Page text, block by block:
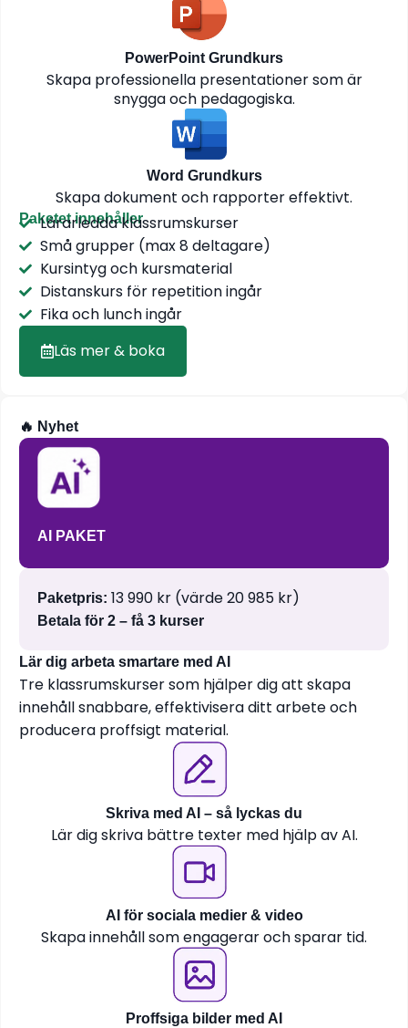
PowerPoint Grundkurs
Skapa professionella presentationer som är
snygga och pedagogiska.
Word Grundkurs
Skapa dokument och rapporter effektivt.
Paketet innehåller
Lärarledda klassrumskurser
Små grupper (max 8 deltagare)
Kursintyg och kursmaterial
Distanskurs för repetition ingår
Fika och lunch ingår
Läs mer & boka
🔥 Nyhet
AI PAKET
Paketpris: 13 990 kr (värde 20 985 kr)
Betala för 2 – få 3 kurser
Lär dig arbeta smartare med AI
Tre klassrumskurser som hjälper dig att skapa
innehåll snabbare, effektivisera ditt arbete och
producera proffsigt material.
Skriva med AI – så lyckas du
Lär dig skriva bättre texter med hjälp av AI.
AI för sociala medier & video
Skapa innehåll som engagerar och sparar tid.
Proffsiga bilder med AI